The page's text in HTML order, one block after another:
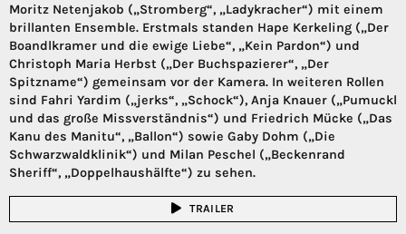
Moritz Netenjakob („Stromberg“, „Ladykracher“) mit einem
brillanten Ensemble. Erstmals standen Hape Kerkeling („Der
Boandlkramer und die ewige Liebe“, „Kein Pardon“) und
Christoph Maria Herbst („Der Buchspazierer“, „Der
Spitzname“) gemeinsam vor der Kamera. In weiteren Rollen
sind Fahri Yardim („jerks“, „Schock“), Anja Knauer („Pumuckl
und das große Missverständnis“) und Friedrich Mücke („Das
Kanu des Manitu“, „Ballon“) sowie Gaby Dohm („Die
Schwarzwaldklinik“) und Milan Peschel („Beckenrand
Sheriff“, „Doppelhaushälfte“) zu sehen.
TRAILER